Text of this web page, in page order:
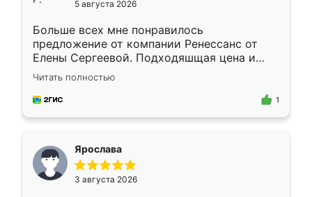
5 августа 2026
Больше всех мне понравилось
предложение от компании Ренессанс от
Елены Сергеевой. Подходяшщая цена и
короткие сроки изготовления. Приехавший
для замера сотрудник Владислав
предложил по моему эскизу самый
Читать полностью
1
Ярослава
3 августа 2026